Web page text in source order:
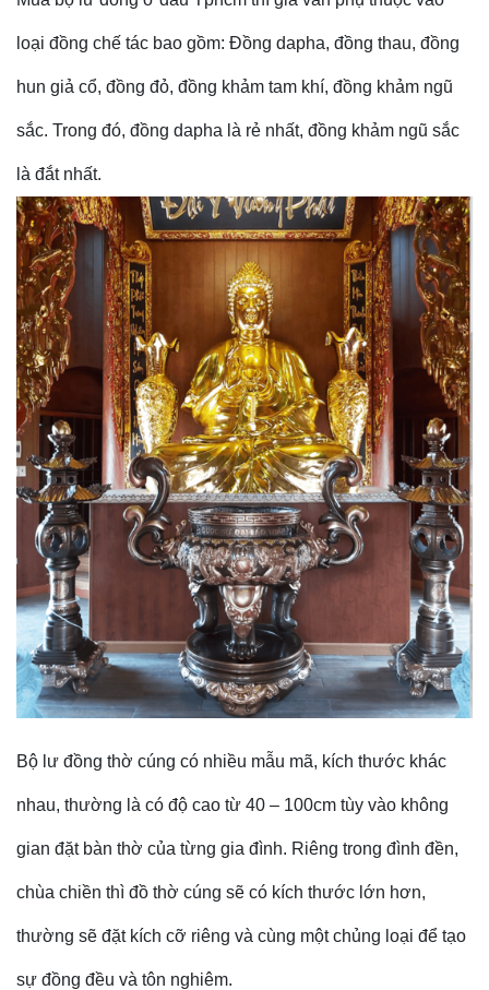
loại đồng chế tác bao gồm: Đồng dapha, đồng thau, đồng
hun giả cổ, đồng đỏ, đồng khảm tam khí, đồng khảm ngũ
sắc. Trong đó, đồng dapha là rẻ nhất, đồng khảm ngũ sắc
là đắt nhất.
Bộ lư đồng thờ cúng có nhiều mẫu mã, kích thước khác
nhau, thường là có độ cao từ 40 – 100cm tùy vào không
gian đặt bàn thờ của từng gia đình. Riêng trong đình đền,
chùa chiền thì đồ thờ cúng sẽ có kích thước lớn hơn,
thường sẽ đặt kích cỡ riêng và cùng một chủng loại để tạo
sự đồng đều và tôn nghiêm.